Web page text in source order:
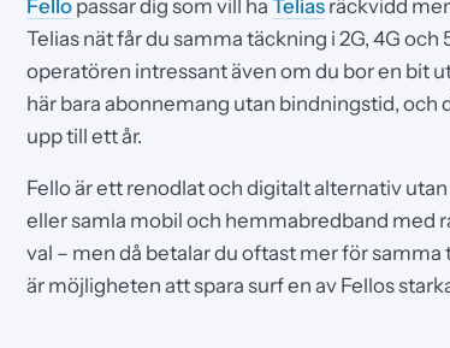
Fello passar dig som vill ha Telias räckvidd
Telias nät får du samma täckning i 2G, 4G
operatören intressant även om du bor en bit
här bara abonnemang utan bindningstid,
upp till ett år.
Fello är ett renodlat och digitalt alternativ
eller samla mobil och hemmabredband med
val – men då betalar du oftast mer för
är möjligheten att spara surf en av Fellos